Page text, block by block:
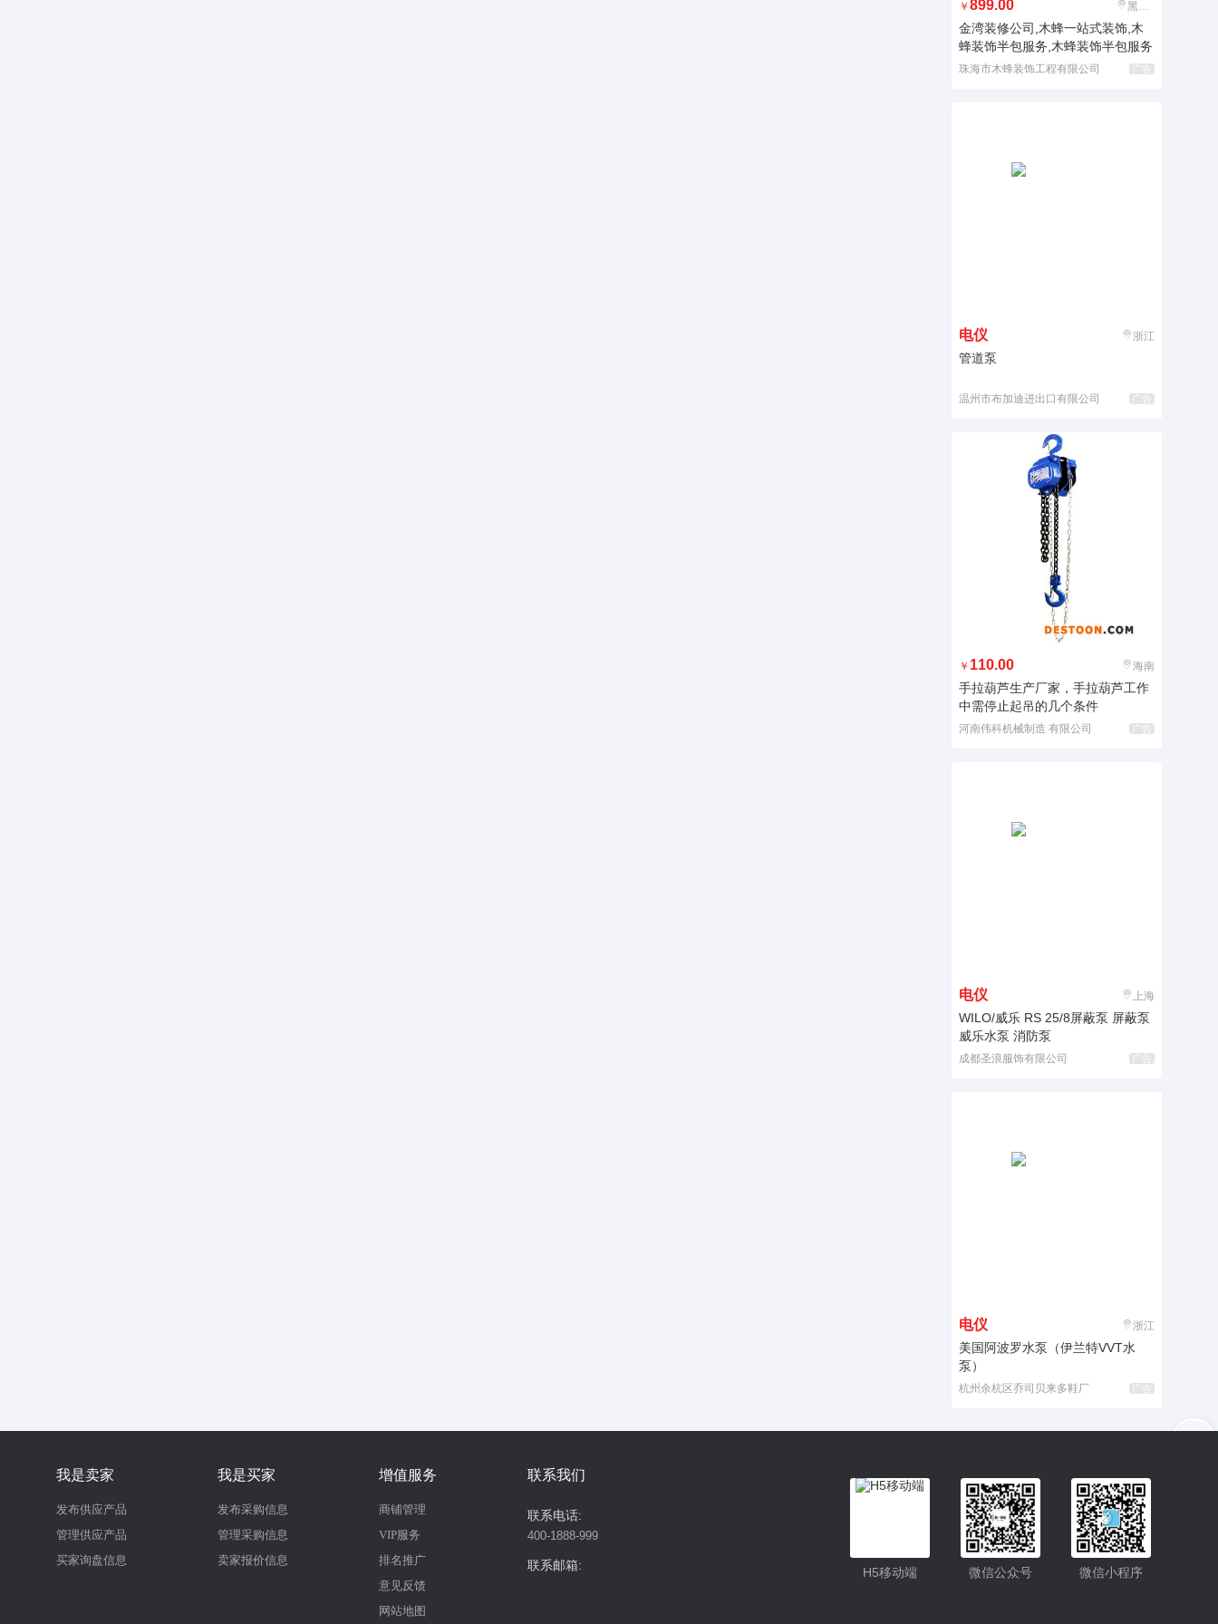
￥ 899.00 黑龙江
金湾装修公司,木蜂一站式装饰,木
蜂装饰半包服务,木蜂装饰半包服务
珠海市木蜂装饰工程有限公司 广告
电仪 浙江
管道泵
温州市布加迪进出口有限公司 广告
￥ 110.00 海南
手拉葫芦生产厂家，手拉葫芦工作
中需停止起吊的几个条件
河南伟科机械制造 有限公司 广告
电仪 上海
WILO/威乐 RS 25/8屏蔽泵 屏蔽泵
威乐水泵 消防泵
成都圣浪服饰有限公司 广告
电仪 浙江
美国阿波罗水泵（伊兰特VVT水
泵）
杭州余杭区乔司贝来多鞋厂 广告
我是卖家
发布供应产品
管理供应产品
买家询盘信息
我是买家
发布采购信息
管理采购信息
卖家报价信息
增值服务
商铺管理
VIP服务
排名推广
意见反馈
网站地图
联系我们
联系电话:
400-1888-999
联系邮箱: 微信小程序
微信公众号
H5移动端
小程序更便捷的查找产品